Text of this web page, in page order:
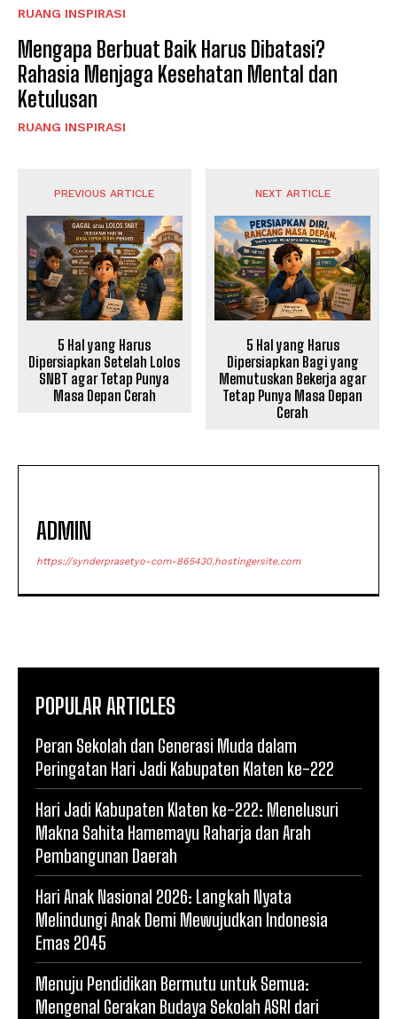
RUANG INSPIRASI
Mengapa Berbuat Baik Harus Dibatasi?
Rahasia Menjaga Kesehatan Mental dan
Ketulusan
RUANG INSPIRASI
PREVIOUS ARTICLE
5 Hal yang Harus
Dipersiapkan Setelah Lolos
SNBT agar Tetap Punya
Masa Depan Cerah
NEXT ARTICLE
5 Hal yang Harus
Dipersiapkan Bagi yang
Memutuskan Bekerja agar
Tetap Punya Masa Depan
Cerah
ADMIN
https://synderprasetyo-com-865430.hostingersite.com
POPULAR ARTICLES
Peran Sekolah dan Generasi Muda dalam
Peringatan Hari Jadi Kabupaten Klaten ke-222
Hari Jadi Kabupaten Klaten ke-222: Menelusuri
Makna Sahita Hamemayu Raharja dan Arah
Pembangunan Daerah
Hari Anak Nasional 2026: Langkah Nyata
Melindungi Anak Demi Mewujudkan Indonesia
Emas 2045
Menuju Pendidikan Bermutu untuk Semua:
Mengenal Gerakan Budaya Sekolah ASRI dari